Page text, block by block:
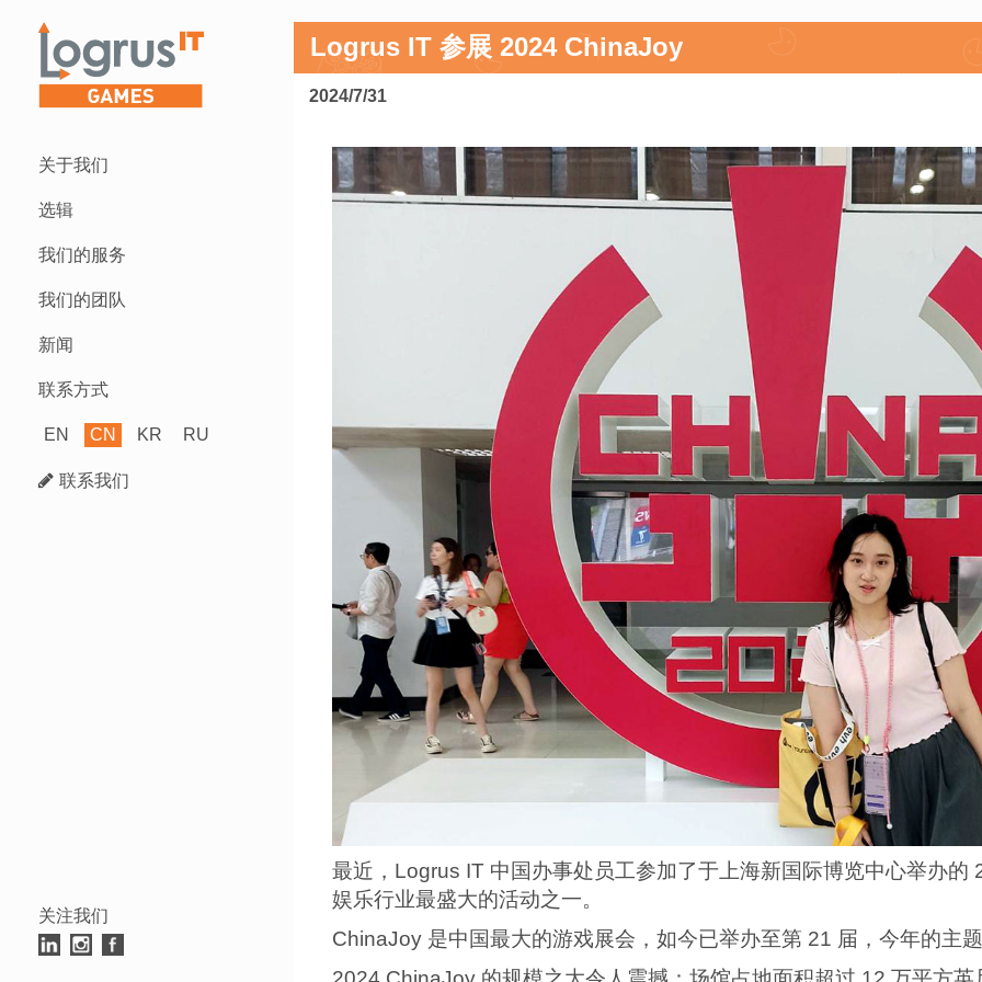
关于我们
选辑
我们的服务
我们的团队
新闻
联系方式
EN CN KR RU
联系我们
关注我们
Logrus IT 参展 2024 ChinaJoy
2024/7/31
最近，Logrus IT 中国办事处员工参加了于上海新国际博览中心举办
娱乐行业最盛大的活动之一。
ChinaJoy 是中国最大的游戏展会，如今已举办至第 21 届，今年的主题